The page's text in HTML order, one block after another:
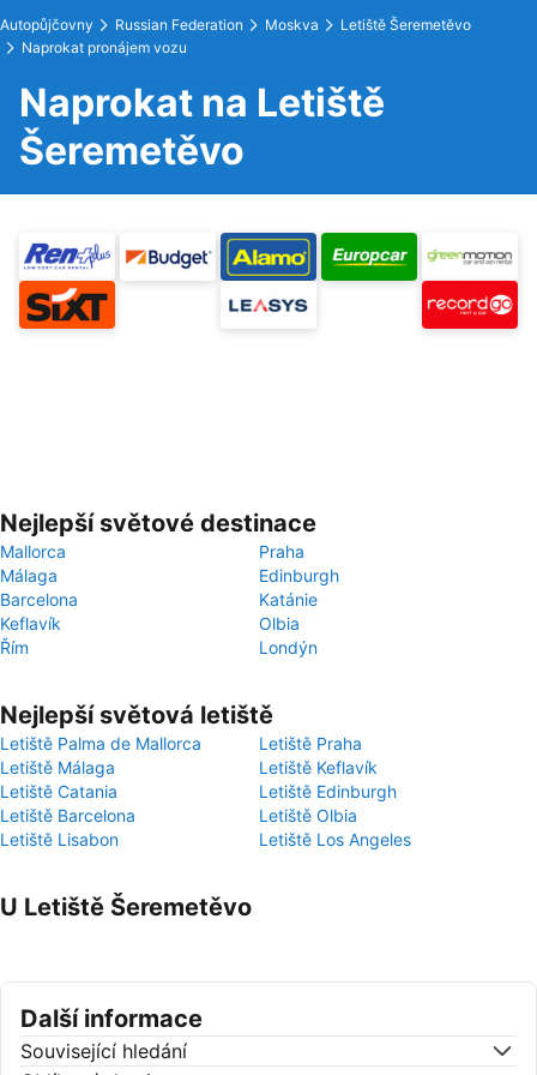
Autopůjčovny Russian Federation Moskva
Letiště Šeremetěvo
Naprokat pronájem vozu
Naprokat na Letiště
Šeremetěvo
Nejlepší světové destinace
Mallorca
Praha
Málaga
Edinburgh
Barcelona
Katánie
Keflavík
Olbia
Řím
Londýn
Nejlepší světová letiště
Letiště Palma de Mallorca
Letiště Praha
Letiště Málaga
Letiště Keflavík
Letiště Catania
Letiště Edinburgh
Letiště Barcelona
Letiště Olbia
Letiště Lisabon
Letiště Los Angeles
U Letiště Šeremetěvo
Další informace
Související hledání